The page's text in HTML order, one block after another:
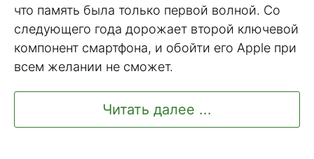
что память была только первой волной. Со
следующего года дорожает второй ключевой
компонент смартфона, и обойти его Apple при
всем желании не сможет.
Читать далее ...